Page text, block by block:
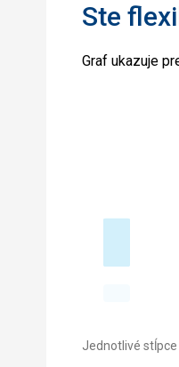
Ste
Graf ukazuje
Jednotlivé